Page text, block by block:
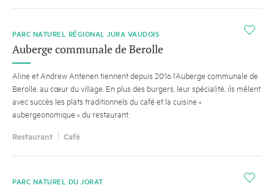
i
PARC NATUREL RÉGIONAL JURA VAUDOIS
Auberge communale de Berolle
Aline et Andrew Antenen tiennent depuis 2016 l’Auberge communale de
Berolle, au cœur du village. En plus des burgers, leur spécialité, ils mêlent
avec succès les plats traditionnels du café et la cuisine «
aubergeonomique » du restaurant.
Restaurant Café
i
PARC NATUREL DU JORAT